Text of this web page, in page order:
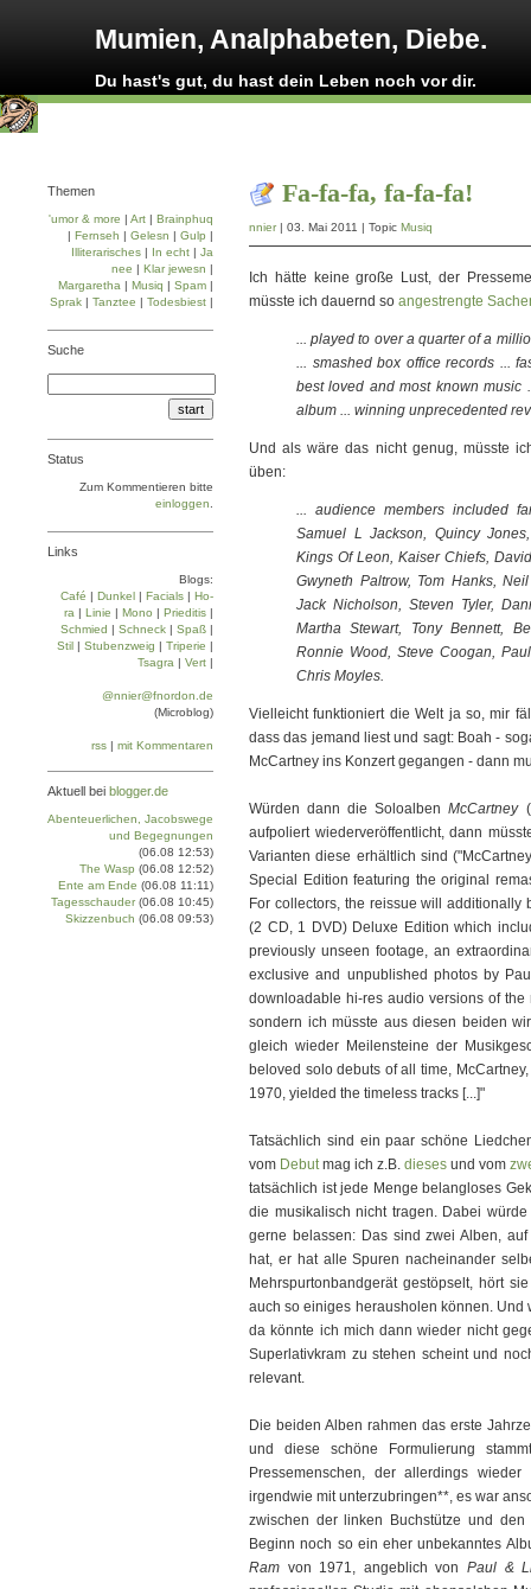
Mumien, Analphabeten, Diebe.
Du hast's gut, du hast dein Leben noch vor dir.
Fa-fa-fa, fa-fa-fa!
nnier| 03. Mai 2011 | Topic Musiq
Ich hätte keine große Lust, der
müsste ich dauernd so angestrengte
... played to over a quarter of a
... smashed box office records ...
best loved and most known music
album ... winning unprecedented
Und als wäre das nicht genug, müsste
üben:
... audience members included
Samuel L Jackson, Quincy
Kings Of Leon, Kaiser Chiefs,
Gwyneth Paltrow, Tom Hanks,
Jack Nicholson, Steven Tyler,
Martha Stewart, Tony Bennett,
Ronnie Wood, Steve Coogan,
Chris Moyles.
Vielleicht funktioniert die Welt ja so, mir
dass das jemand liest und sagt: Boah -
McCartney ins Konzert gegangen - dann
Würden dann die SoloalbenMcCartney
aufpoliert wiederveröffentlicht, dann
Varianten diese erhältlich sind
Special Edition featuring the original
For collectors, the reissue will
(2 CD, 1 DVD) Deluxe Edition which
previously unseen footage, an
exclusive and unpublished photos by
downloadable hi-res audio versions of
sondern ich müsste aus diesen beiden
gleich wieder Meilensteine der
beloved solo debuts of all time,
1970, yielded the timeless tracks [...]"
Tatsächlich sind ein paar schöne
vom Debutmag ich z.B. dieses und vom
tatsächlich ist jede Menge belangloses
die musikalisch nicht tragen. Dabei
gerne belassen: Das sind zwei Alben,
hat, er hat alle Spuren nacheinander
Mehrspurtonbandgerät gestöpselt, hört
auch so einiges herausholen können. Und
da könnte ich mich dann wieder nicht
Superlativkram zu stehen scheint und
relevant.
Die beiden Alben rahmen das erste
und diese schöne Formulierung
Pressemenschen, der allerdings
irgendwie mit unterzubringen**, es war
zwischen der linken Buchstütze und
Beginn noch so ein eher unbekanntes
Ram von 1971, angeblich vonPaul &
Themen
'umor & more | Art | Brainphuq
| Fernseh | Gelesn | Gulp |
Illiterarisches | In echt | Ja
nee | Klar jewesn |
Margaretha | Musiq | Spam |
Sprak | Tanztee | Todesbiest |
Suche
Status
Zum Kommentieren bitte
einloggen
Links
Blogs:
Café | Dun­kel | Facials | Ho­
ra | Linie | Mo­no | Prie­di­tis |
Schmied | Schneck | Spaß |
Stil | Stu­ben­zweig | Tri­pe­rie |
Tsa­gra | Vert |
@nnier@fnordon.de
(Microblog)
rss | mit Kommentaren
Aktuell bei blogger.de
Abenteuerlichen, Jacobswege
und Begegnungen
(06.08 12:53)
The Wasp (06.08 12:52)
Ente am Ende (06.08 11:11)
Tagesschauder (06.08 10:45)
Skizzenbuch (06.08 09:53)